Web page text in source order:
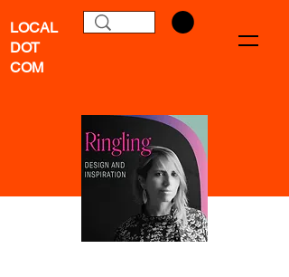
LOCAL
DOT
COM